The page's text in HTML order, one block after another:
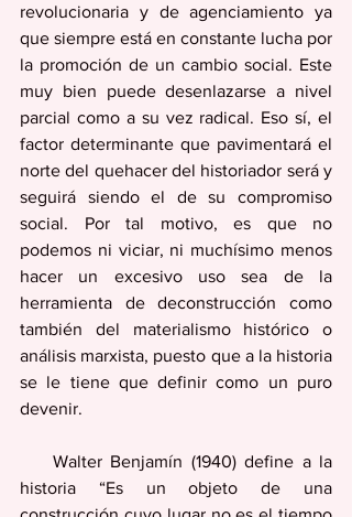
revolucionaria y de agenciamiento ya
que siempre está en constante lucha por
la promoción de un cambio social. Este
muy bien puede desenlazarse a nivel
parcial como a su vez radical. Eso sí, el
factor determinante que pavimentará el
norte del quehacer del historiador será y
seguirá siendo el de su compromiso
social. Por tal motivo, es que no
podemos ni viciar, ni muchísimo menos
hacer un excesivo uso sea de la
herramienta de deconstrucción como
también del materialismo histórico o
análisis marxista, puesto que a la historia
se le tiene que definir como un puro
devenir.
historia “Es un objeto de una